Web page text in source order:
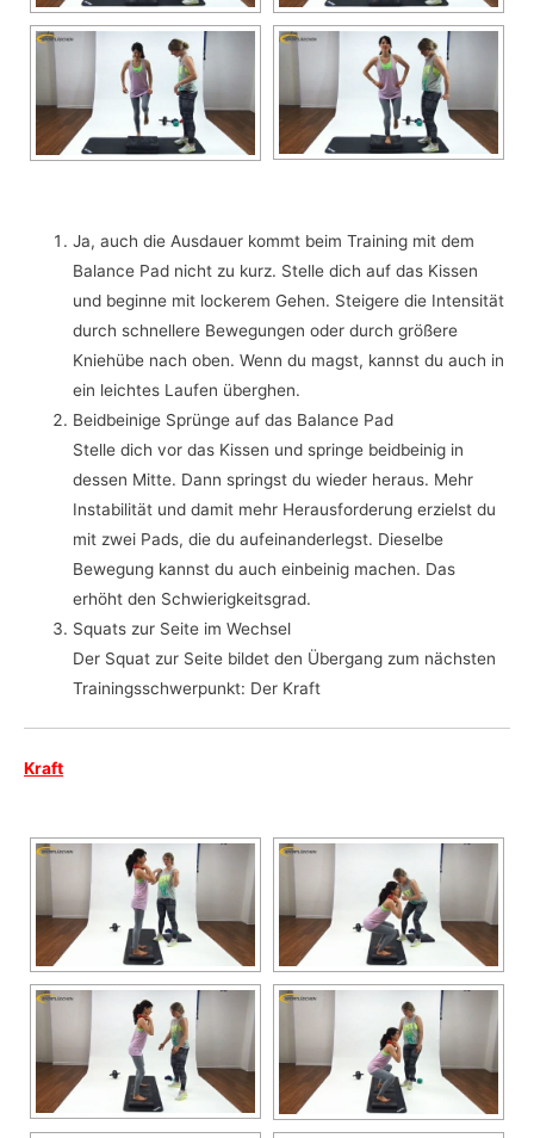
Ja, auch die Ausdauer kommt beim Training mit dem
Balance Pad nicht zu kurz. Stelle dich auf das Kissen
und beginne mit lockerem Gehen. Steigere die Intensität
durch schnellere Bewegungen oder durch größere
Kniehübe nach oben. Wenn du magst, kannst du auch in
ein leichtes Laufen überghen.
Beidbeinige Sprünge auf das Balance Pad
Stelle dich vor das Kissen und springe beidbeinig in
dessen Mitte. Dann springst du wieder heraus. Mehr
Instabilität und damit mehr Herausforderung erzielst du
mit zwei Pads, die du aufeinanderlegst. Dieselbe
Bewegung kannst du auch einbeinig machen. Das
erhöht den Schwierigkeitsgrad.
Squats zur Seite im Wechsel
Der Squat zur Seite bildet den Übergang zum nächsten
Trainingsschwerpunkt: Der Kraft
Kraft